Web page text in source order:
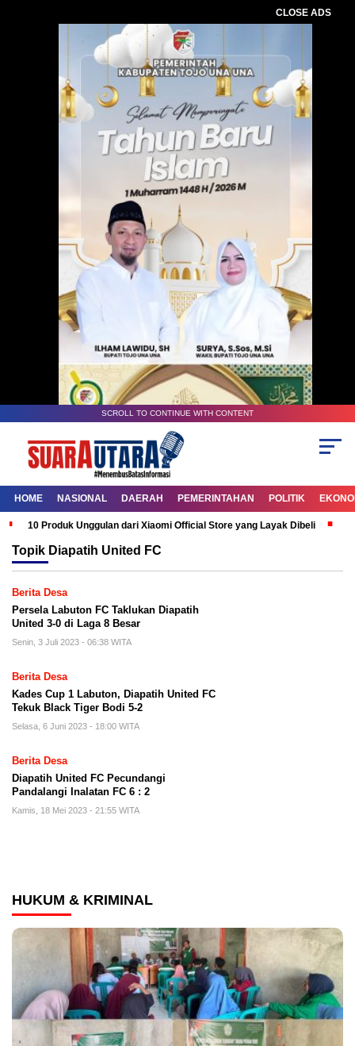
CLOSE ADS
SCROLL TO CONTINUE WITH CONTENT
HOME NASIONAL DAERAH PEMERINTAHAN POLITIK
10 Produk Unggulan dari Xiaomi Official Store yang Layak Dibeli
Topik Diapatih United FC
Berita Desa
Persela Labuton FC Taklukan Diapatih
United 3-0 di Laga 8 Besar
Senin, 3 Juli 2023 - 06:38 WITA
Berita Desa
Kades Cup 1 Labuton, Diapatih United FC
Tekuk Black Tiger Bodi 5-2
Selasa, 6 Juni 2023 - 18:00 WITA
Berita Desa
Diapatih United FC Pecundangi
Pandalangi Inalatan FC 6 : 2
Kamis, 18 Mei 2023 - 21:55 WITA
HUKUM & KRIMINAL